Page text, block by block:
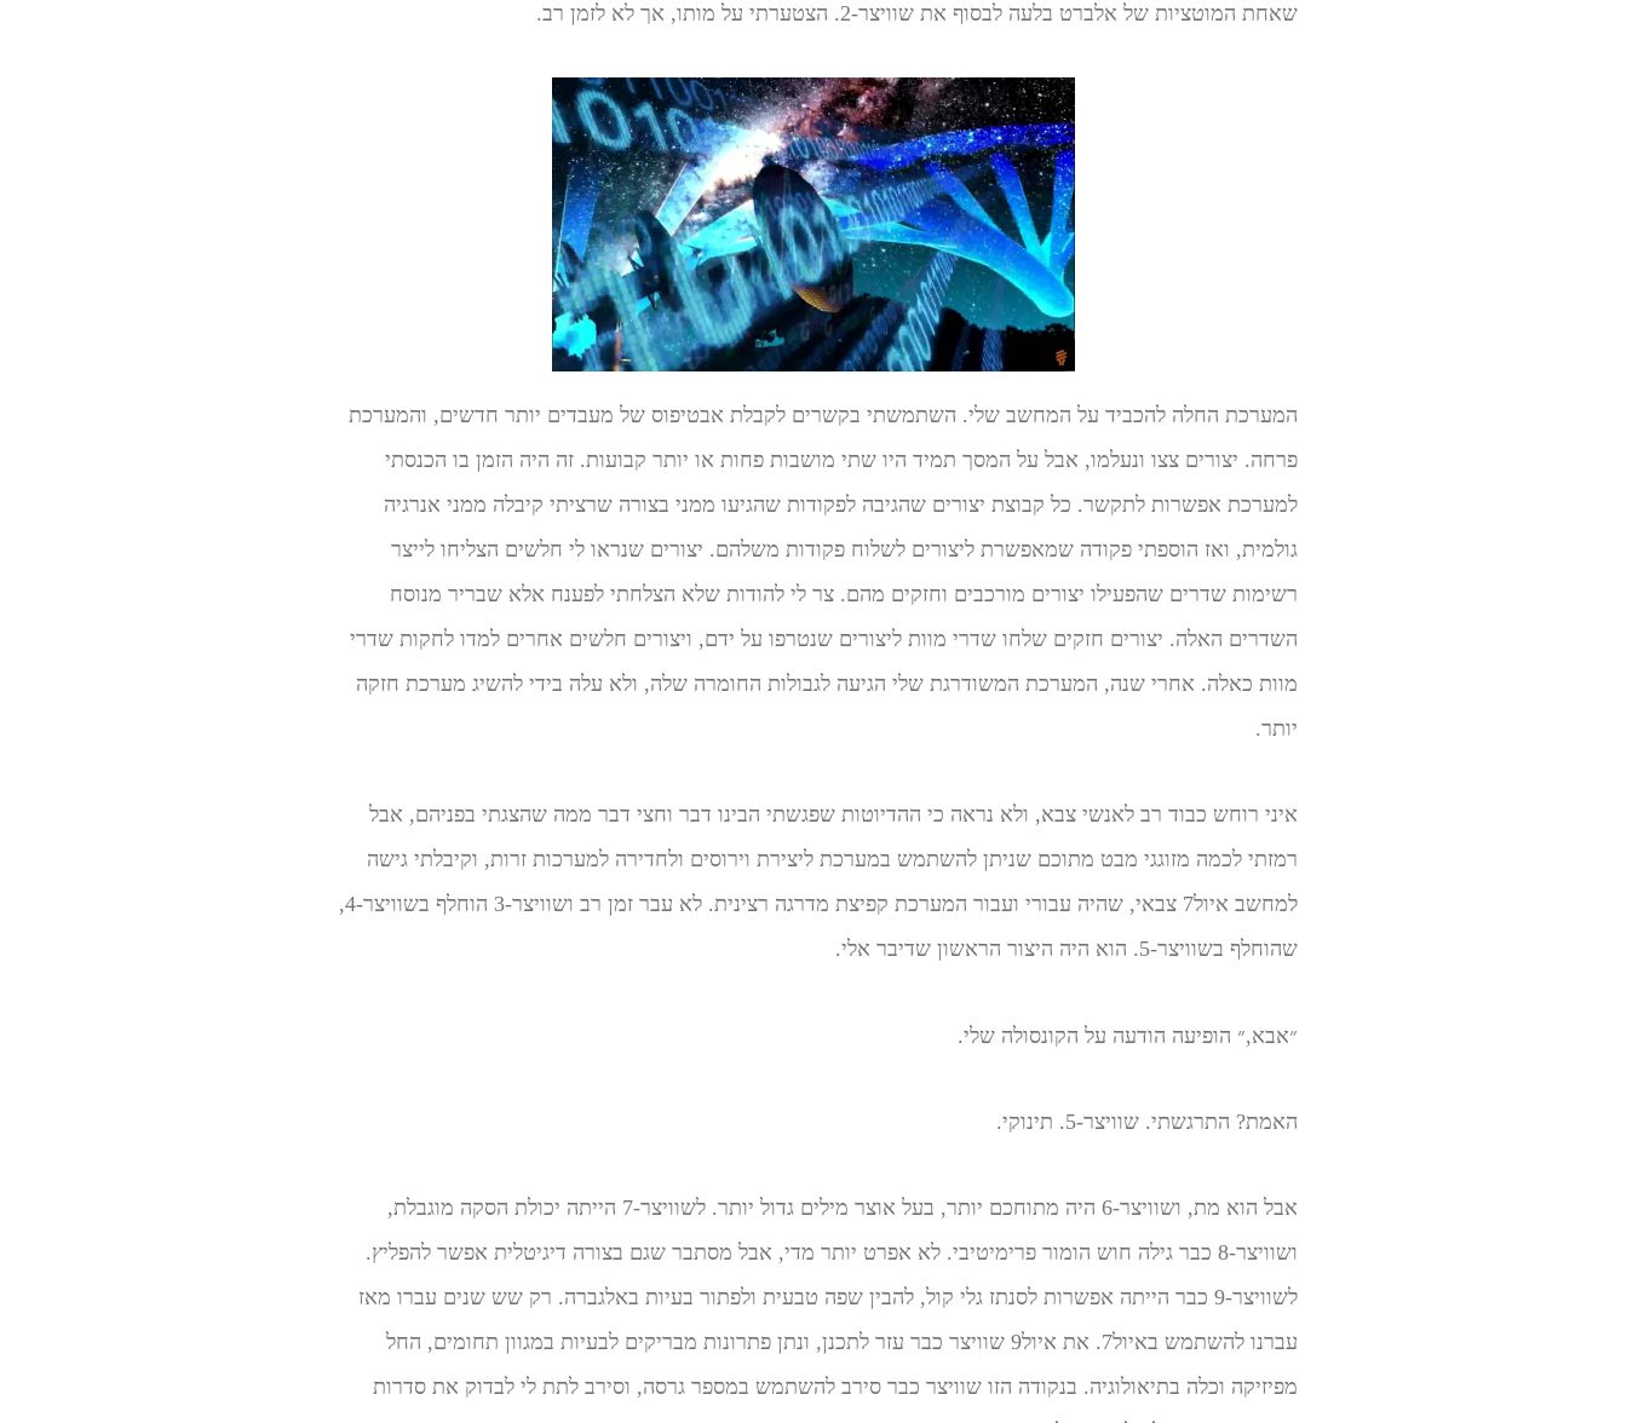
שאחת המוטציות של אלברט בלעה לבסוף את שוויצר-2. הצטערתי על מותו, אך לא לזמן רב.
המערכת החלה להכביד על המחשב שלי. השתמשתי בקשרים לקבלת אבטיפוס של מעבדים יותר חדשים, והמערכת
פרחה. יצורים צצו ונעלמו, אבל על המסך תמיד היו שתי מושבות פחות או יותר קבועות. זה היה הזמן בו הכנסתי
למערכת אפשרות לתקשר. כל קבוצת יצורים שהגיבה לפקודות שהגיעו ממני בצורה שרציתי קיבלה ממני אנרגיה
גולמית, ואז הוספתי פקודה שמאפשרת ליצורים לשלוח פקודות משלהם. יצורים שנראו לי חלשים הצליחו לייצר
רשימות שדרים שהפעילו יצורים מורכבים וחזקים מהם. צר לי להודות שלא הצלחתי לפענח אלא שבריר מנוסח
השדרים האלה. יצורים חזקים שלחו שדרי מוות ליצורים שנטרפו על ידם, ויצורים חלשים אחרים למדו לחקות שדרי
מוות כאלה. אחרי שנה, המערכת המשודרגת שלי הגיעה לגבולות החומרה שלה, ולא עלה בידי להשיג מערכת חזקה
יותר.
איני רוחש כבוד רב לאנשי צבא, ולא נראה כי ההדיוטות שפגשתי הבינו דבר וחצי דבר ממה שהצגתי בפניהם, אבל
רמזתי לכמה מזוגגי מבט מתוכם שניתן להשתמש במערכת ליצירת וירוסים ולחדירה למערכות זרות, וקיבלתי גישה
למחשב איול7 צבאי, שהיה עבורי ועבור המערכת קפיצת מדרגה רצינית. לא עבר זמן רב ושוויצר-3 הוחלף בשוויצר-4,
שהוחלף בשוויצר-5. הוא היה היצור הראשון שדיבר אלי.
״אבא,״ הופיעה הודעה על הקונסולה שלי.
האמת? התרגשתי. שוויצר-5. תינוקי.
אבל הוא מת, ושוויצר-6 היה מתוחכם יותר, בעל אוצר מילים גדול יותר. לשוויצר-7 הייתה יכולת הסקה מוגבלת,
ושוויצר-8 כבר גילה חוש הומור פרימיטיבי. לא אפרט יותר מדי, אבל מסתבר שגם בצורה דיגיטלית אפשר להפליץ.
לשוויצר-9 כבר הייתה אפשרות לסנתז גלי קול, להבין שפה טבעית ולפתור בעיות באלגברה. רק שש שנים עברו מאז
עברנו להשתמש באיול7. את איול9 שוויצר כבר עזר לתכנן, ונתן פתרונות מבריקים לבעיות במגוון תחומים, החל
מפיזיקה וכלה בתיאולוגיה. בנקודה הזו שוויצר כבר סירב להשתמש במספר גרסה, וסירב לתת לי לבדוק את סדרות